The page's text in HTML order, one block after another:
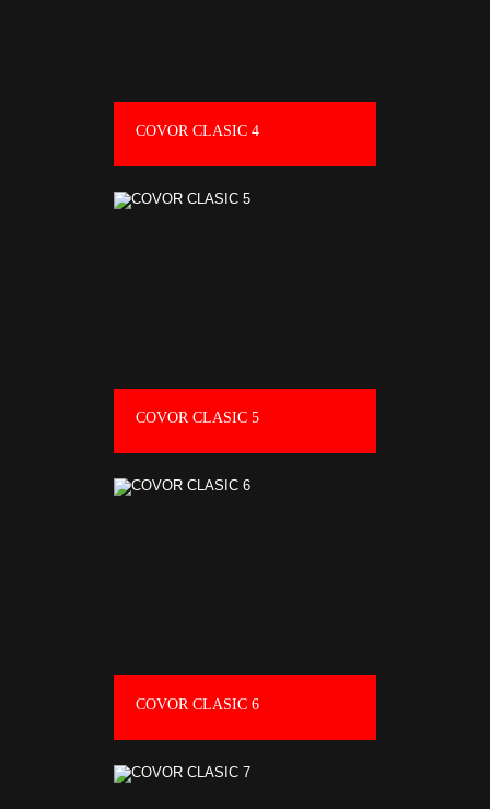
COVOR CLASIC 4
COVOR CLASIC 5
COVOR CLASIC 6